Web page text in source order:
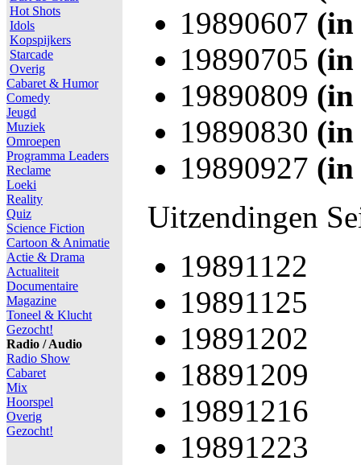
Hot Shots
Idols
Kopspijkers
Starcade
Overig
Cabaret & Humor
Comedy
Jeugd
Muziek
Omroepen
Programma Leaders
Reclame
Loeki
Reality
Quiz
Science Fiction
Cartoon & Animatie
Actie & Drama
Actualiteit
Documentaire
Magazine
Toneel & Klucht
Gezocht!
Radio / Audio
Radio Show
Cabaret
Mix
Hoorspel
Overig
Gezocht!
19890607 (in
19890705 (in
19890809 (in
19890830 (in
19890927 (in
Uitzendingen
19891122
19891125
19891202
18891209
19891216
19891223